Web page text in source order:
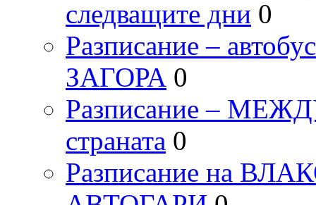
следващите дни 0
Разписание –
ЗАГОРА 0
Разписание –
страната 0
Разписание на